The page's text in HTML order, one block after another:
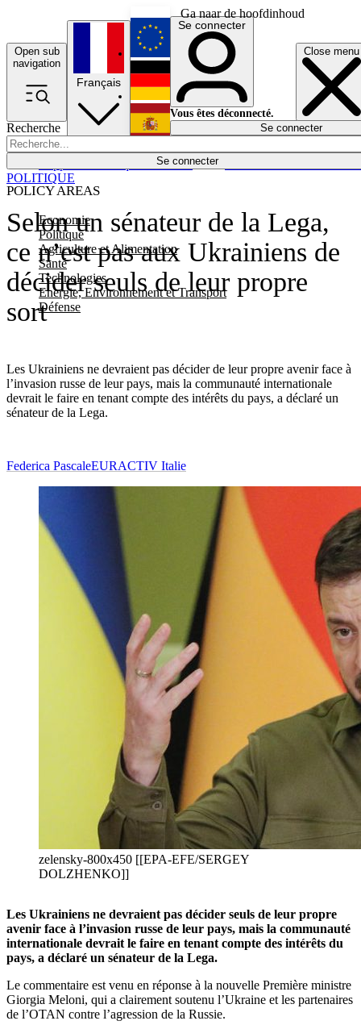
Ga naar de hoofdinhoud
Open sub
navigation
Close menu
Recherche
Se connecter
POLICY AREAS
Economie
Politique
Agriculture et Alimentation
Santé
Technologies
Energie, Environnement et Transport
Défense
Économie
Français
English
Deutsch
Español
Se connecter
Vous êtes déconnecté.
Se connecter
Selon un sénateur de la Lega,
ce n’est pas aux Ukrainiens de
décider seuls de leur propre
sort
Les Ukrainiens ne devraient pas décider de leur propre avenir face à
l’invasion russe de leur pays, mais la communauté internationale
devrait le faire en tenant compte des intérêts du pays, a déclaré un
sénateur de la Lega.
POLITIQUE
Federica PascaleEURACTIV Italie
zelensky-800x450 [[EPA-EFE/SERGEY
DOLZHENKO]]
Les Ukrainiens ne devraient pas décider seuls de leur propre
avenir face à l’invasion russe de leur pays, mais la communauté
internationale devrait le faire en tenant compte des intérêts du
pays, a déclaré un sénateur de la Lega.
Le commentaire est venu en réponse à la nouvelle Première ministre
Giorgia Meloni, qui a clairement soutenu l’Ukraine et les partenaires
de l’OTAN contre l’agression de la Russie.